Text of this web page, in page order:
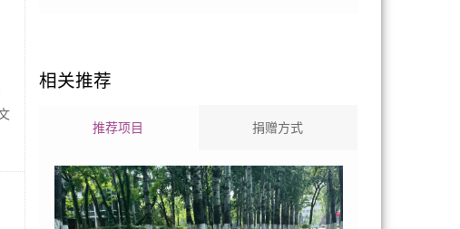
相关推荐
推荐项目 捐赠方式